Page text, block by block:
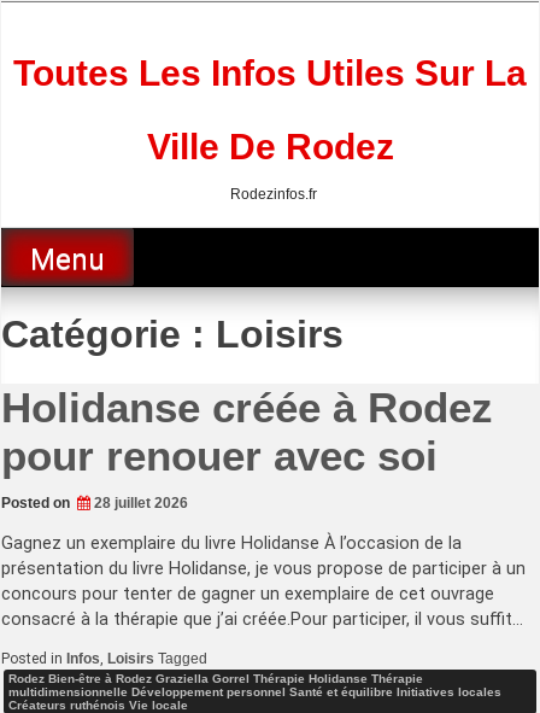
Toutes Les Infos Utiles Sur La
Ville De Rodez
Rodezinfos.fr
Menu
Catégorie : Loisirs
Holidanse créée à Rodez
pour renouer avec soi
Posted on 28 juillet 2026
Gagnez un exemplaire du livre Holidanse À l’occasion de la
présentation du livre Holidanse, je vous propose de participer à un
concours pour tenter de gagner un exemplaire de cet ouvrage
consacré à la thérapie que j’ai créée.Pour participer, il vous suffit…
Posted in Infos Loisirs Tagged
Rodez Bien-être à Rodez Graziella Gorrel Thérapie Holidanse Thérapie
multidimensionnelle Développement personnel Santé et équilibre Initiatives locales
Créateurs ruthénois Vie locale